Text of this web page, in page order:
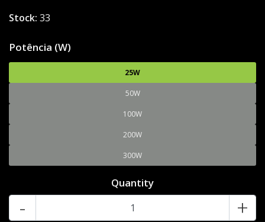
Stock: 33
Potência (W)
25W
50W
100W
200W
300W
Quantity
- +